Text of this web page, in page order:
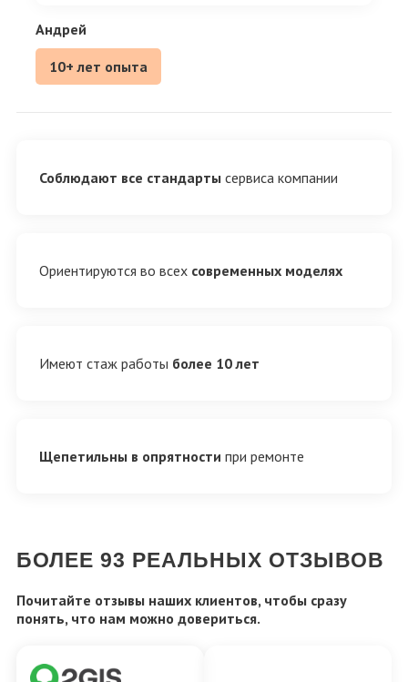
Андрей
10+ лет опыта
Соблюдают все стандартысервиса компании
Ориентируются во всех современных моделях
Имеют стаж работы более 10 лет
Щепетильны в опрятности при ремонте
БОЛЕЕ 93 РЕАЛЬНЫХ ОТЗЫВОВ
Почитайте отзывы наших клиентов, чтобы сразу
понять, что нам можно довериться.